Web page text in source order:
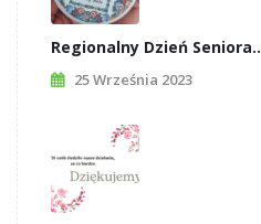
Regionalny Dzień Seniora..
25 Września 2023